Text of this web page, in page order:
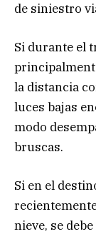
de siniestro
Si durante el
la distancia
luces bajas
modo
bruscas.
Si en el
nieve, se